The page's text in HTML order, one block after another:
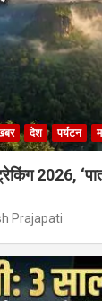
देश पर्यटन
2026,
Prajapati